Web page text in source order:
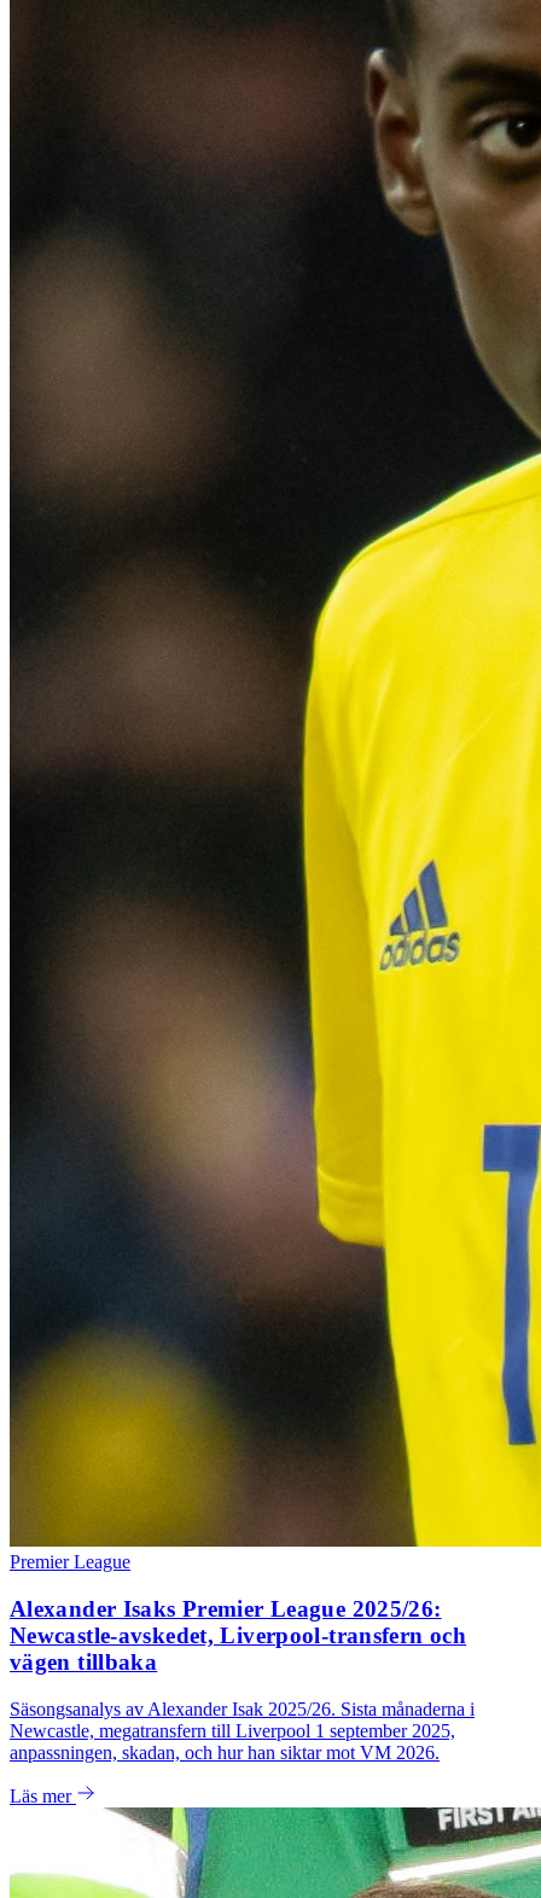
Premier League
Alexander Isaks Premier League 2025/26:
Newcastle-avskedet, Liverpool-transfern och
vägen tillbaka
Säsongsanalys av Alexander Isak 2025/26. Sista månaderna i
Newcastle, megatransfern till Liverpool 1 september 2025,
anpassningen, skadan, och hur han siktar mot VM 2026.
Läs mer